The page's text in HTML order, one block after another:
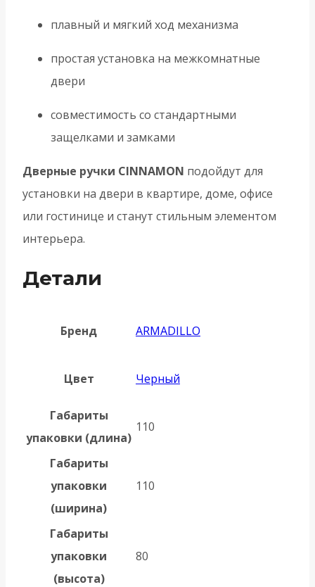
плавный и мягкий ход механизма
простая установка на межкомнатные
двери
совместимость со стандартными
защелками и замками
Дверные ручки CINNAMON подойдут для
установки на двери в квартире, доме, офисе
или гостинице и станут стильным элементом
интерьера.
Детали
Бренд ARMADILLO
Цвет Черный
Габариты
упаковки (длина)
110
Габариты
упаковки
(ширина)
110
Габариты
упаковки
(высота)
80